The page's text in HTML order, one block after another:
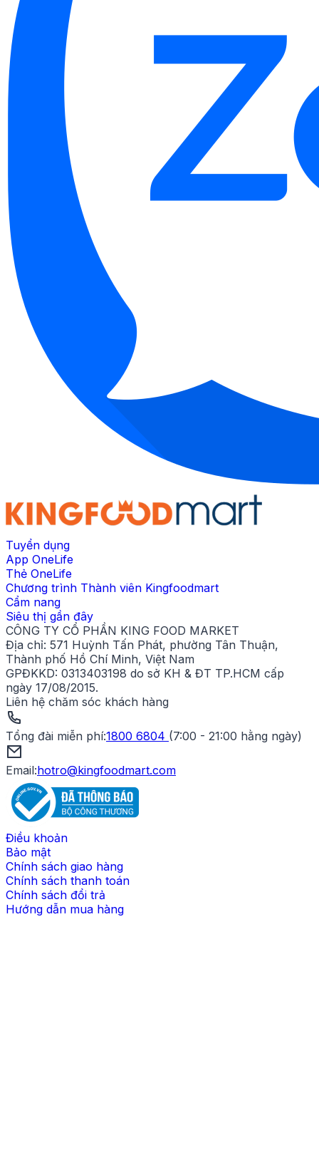
Tuyển dụng
App OneLife
Thẻ OneLife
Chương trình Thành viên Kingfoodmart
Cẩm nang
Siêu thị gần đây
CÔNG TY CỔ PHẦN KING FOOD MARKET
Địa chỉ: 571 Huỳnh Tấn Phát, phường Tân Thuận,
Thành phố Hồ Chí Minh, Việt Nam
GPĐKKD: 0313403198 do sở KH & ĐT TP.HCM cấp
ngày 17/08/2015.
Liên hệ chăm sóc khách hàng
Tổng đài miễn phí:1800 6804 (7:00 - 21:00 hằng ngày)
Email:hotro@kingfoodmart.com
Điều khoản
Bảo mật
Chính sách giao hàng
Chính sách thanh toán
Chính sách đổi trả
Hướng dẫn mua hàng